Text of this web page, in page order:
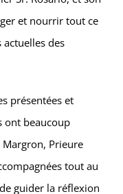
et nourrir tout ce
des
présentées et
ont beaucoup
Prieure
tout au
guider la réflexion